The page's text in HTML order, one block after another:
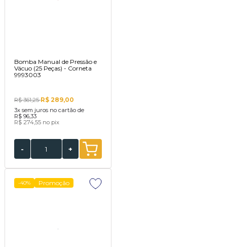
Bomba Manual de Pressão e
Vácuo (25 Peças) - Corneta
9993003
R$ 361,25R$ 289,00
3x sem juros no cartão de
R$ 96,33
R$ 274,55 no pix
- +
-40% Promoção